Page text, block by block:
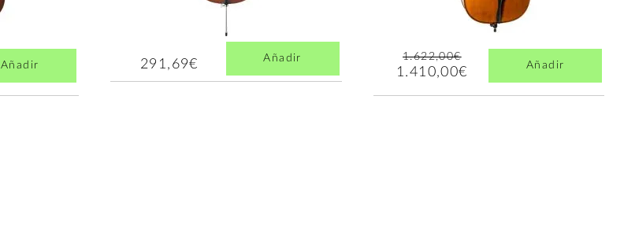
Añadir 291,69€ Añadir 1.622,00€
1.410,00€ Añadir